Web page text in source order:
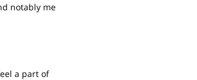
notably me
a part of